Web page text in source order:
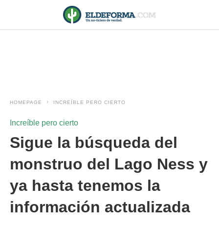
HOMEPAGE INCREÍBLE PERO CIERTO
Increíble pero cierto
Sigue la búsqueda del
monstruo del Lago Ness y
ya hasta tenemos la
información actualizada